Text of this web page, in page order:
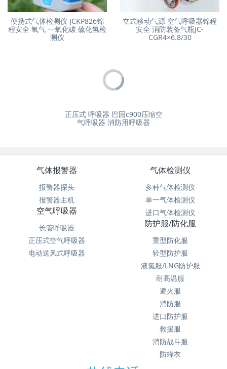
便携式气体检测仪 JCKP826锦
程安全 氧气 一氧化碳 硫化氢检
测仪
立式移动气源 空气呼吸器锦程
安全 消防装备气瓶JC-
CGR4×6.8/30
正压式 呼吸器 巴固c900压缩空
气呼吸器 消防用呼吸器
气体报警器
报警器探头
报警器主机
气体检测仪
多种气体检测仪
单一气体检测仪
进口气体检测仪
空气呼吸器
长管呼吸器
正压式空气呼吸器
电动送风式呼吸器
防护服/防化服
重型防化服
轻型防护服
液氮服/LNG防护服
耐高温服
避火服
消防服
进口防护服
救援服
消防战斗服
防蜂衣